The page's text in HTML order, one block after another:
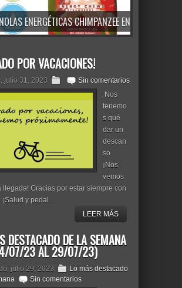
POR VACACIONES!
julio 31, 2023
Sin comentarios
Nos
tenemo
s qué
dar un
descan
so.
¡Nos
vemos
llegada! Gracias por estar siempre con
¡Salud y pedal...
LEER MÁS
DESTACADO DE LA SEMANA
07/23 AL 29/07/23)
julio 29, 2023
Lo más destacado
Sin comentarios